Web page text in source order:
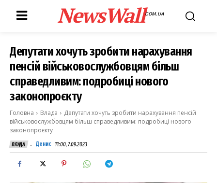
NewsWallCOM.UA
Депутати хочуть зробити нарахування
пенсій військовослужбовцям більш
справедливим: подробиці нового
законопроєкту
Головна Влада
Депутати хочуть зробити нарахування пенсій
військовослужбовцям більш справедливим: подробиці нового
законопроєкту
ВЛАДА - Денис 11:00, 7.09.2023